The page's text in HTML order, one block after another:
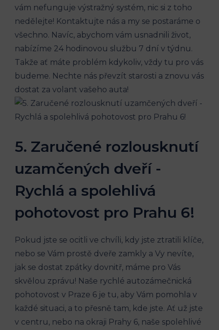
vám nefunguje‍ výstražný⁣ systém, nic si ‍z toho
nedělejte!⁣ Kontaktujte nás a⁤ my se postaráme ‌o
všechno. Navíc,⁣ abychom⁣ vám usnadnili život,
nabízíme 24 hodinovou službu⁢ 7 dní v týdnu.
Takže ať máte problém‍ kdykoliv, vždy tu pro vás
‌budeme. ⁢Nechte nás převzít‌ starosti a znovu vás‍
dostat za volant vašeho auta!
5. Zaručené rozlousknutí
uzamčených ‍dveří ​-⁣
Rychlá a spolehlivá​
pohotovost ⁣pro Prahu 6!
Pokud​ jste se ocitli ve chvíli, ‌kdy jste ‌ztratili klíče,
nebo‌ se Vám prostě dveře zamkly a Vy‌ nevíte,
jak se dostat zpátky‍ dovnitř, máme ‌pro Vás
skvělou zprávu! Naše rychlé autozámečnická
pohotovost ‍v Praze ⁣6 je tu, ​aby⁣ Vám‍ pomohla⁤ v ​
každé‍ situaci, a to přesně tam,⁤ kde jste. Ať ​už jste
v centru, nebo na okraji Prahy 6, ⁢naše spolehlivé